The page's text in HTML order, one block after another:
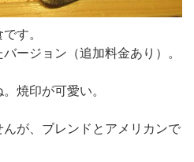
す。
ージョン（追加料金あり）。
焼印が可愛い。
が、ブレンドとアメリカンで